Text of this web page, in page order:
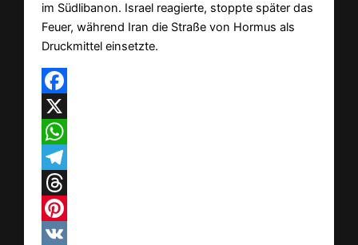
im Südlibanon. Israel reagierte, stoppte später das
Feuer, während Iran die Straße von Hormus als
Druckmittel einsetzte.
Facebook
X
WhatsApp
Telegram
Threads
Pinterest